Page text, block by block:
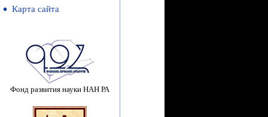
Карта сайта
Фонд развития науки НАН РА